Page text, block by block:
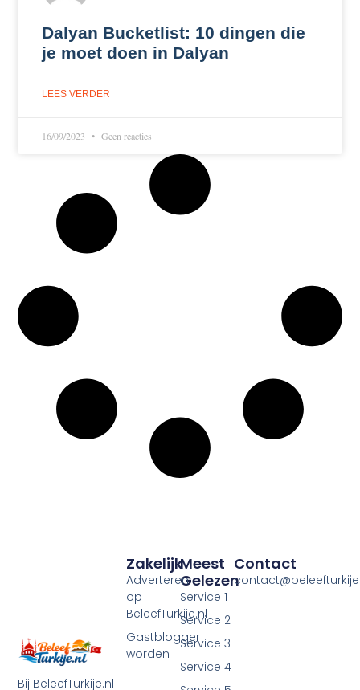
Dalyan Bucketlist: 10 dingen die
je moet doen in Dalyan
LEES VERDER
16/09/2023 Geen reacties
Bij BeleefTurkije.nl
Meest
Gelezen
Service 1
Service 2
Service 3
Service 4
Zakelijk
Adverteren
op
BeleefTurkije.nl
Gastblogger
worden
Contact